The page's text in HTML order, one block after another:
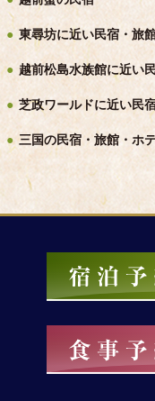
東尋坊に近い民宿・旅
越前松島水族館に近い
芝政ワールドに近い民
三国の民宿・旅館・ホ